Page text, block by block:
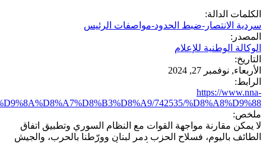
الكلمات الدالة:
سردية الانتصار-ضبط الحدود-مواصفات الرئيس
المصدر:
الوكالة الوطنية للإعلام
التاريخ:
الأربعاء, نوفمبر 27, 2024
الرابط:
https://www.nna-
742535/%D8%A8%D9%88...
ملخص:
لا يمكن مقارنة مواجهة القوات مع النظام السوري وتطبيق اتفاق
الطائف باليوم، فسلاح الحزب دمر لبنان وورّطنا بالحرب، والجيش